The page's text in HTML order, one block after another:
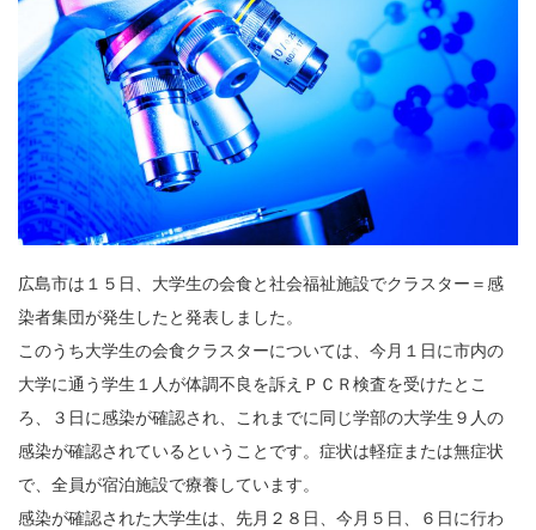
広島市は１５日、大学生の会食と社会福祉施設でクラスター＝感
染者集団が発生したと発表しました。
このうち大学生の会食クラスターについては、今月１日に市内の
大学に通う学生１人が体調不良を訴えＰＣＲ検査を受けたとこ
ろ、３日に感染が確認され、これまでに同じ学部の大学生９人の
感染が確認されているということです。症状は軽症または無症状
で、全員が宿泊施設で療養しています。
感染が確認された大学生は、先月２８日、今月５日、６日に行わ